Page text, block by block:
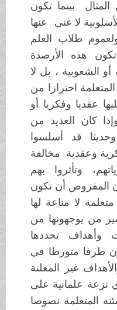
بينما تكون
لا غنى عنها
طلاب العلم
هذه الأرصدة
الشعوبية ، بل لا
احترازا من
وفكريا أو
كان العديد من
قد أسلسوا
وعقدية مخالفة
وتأثروا بهم
أن تكون
لا مناعة لها
يوجهونها من
تحددها
طرفا متورطا في
غير المعلنة
علمانية على
المتعلمة نصوصا